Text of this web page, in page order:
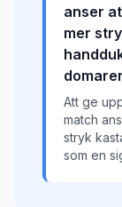
anser
mer
Att ge
match
stryk
som en